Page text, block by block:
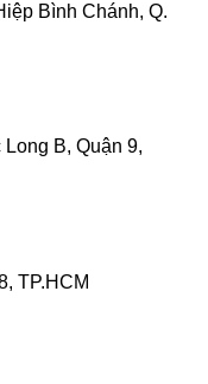
Bình Chánh, Q.
B, Quận 9,
TP.HCM